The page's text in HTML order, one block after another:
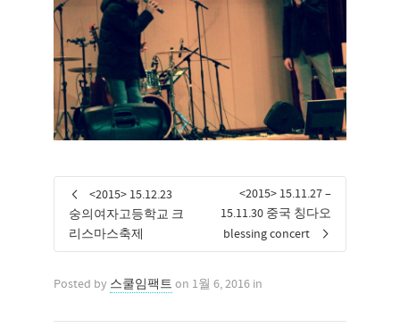
<2015> 15.12.23
숭의여자고등학교 크
리스마스축제
<2015> 15.11.27 –
15.11.30 중국 칭다오
blessing concert
Posted by 스쿨임팩트 on 1월 6, 2016 in